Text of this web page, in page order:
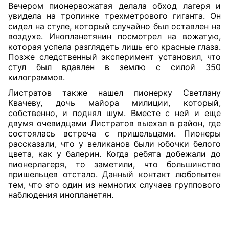
Вечером пионервожатая делала обход лагеря и
увидела на тропинке трехметрового гиганта. Он
сидел на стуле, который случайно был оставлен на
воздухе. Инопланетянин посмотрел на вожатую,
которая успела разглядеть лишь его красные глаза.
Позже следственный эксперимент установил, что
стул был вдавлен в землю с силой 350
килограммов.
Листратов также нашел пионерку Светлану
Квачеву, дочь майора милиции, который,
собственно, и поднял шум. Вместе с ней и еще
двумя очевидцами Листратов выехал в район, где
состоялась встреча с пришельцами. Пионеры
рассказали, что у великанов были юбочки белого
цвета, как у балерин. Когда ребята добежали до
пионерлагеря, то заметили, что большинство
пришельцев отстало. Данный контакт любопытен
тем, что это один из немногих случаев группового
наблюдения инопланетян.